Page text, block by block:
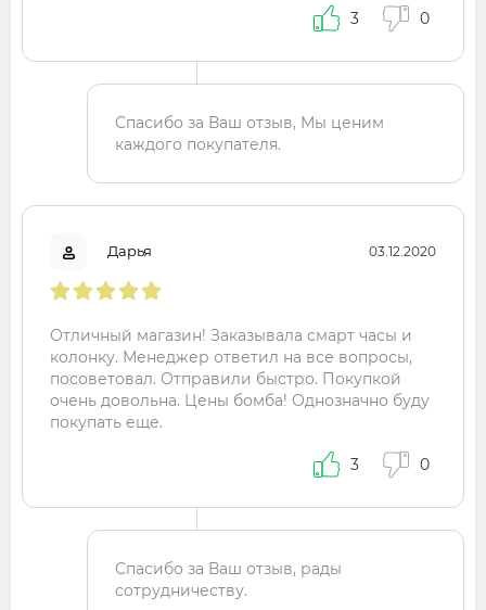
3 0
Спасибо за Ваш отзыв, Мы ценим
каждого покупателя.
Дарья 03.12.2020
Отличный магазин! Заказывала смарт часы и
колонку. Менеджер ответил на все вопросы,
посоветовал. Отправили быстро. Покупкой
очень довольна. Цены бомба! Однозначно буду
покупать еще.
3 0
Спасибо за Ваш отзыв, рады
сотрудничеству.